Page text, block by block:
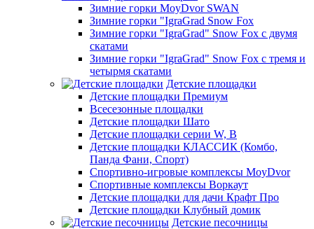
Зимние горки MoyDvor SWAN
Зимние горки "IgraGrad Snow Fox
Зимние горки "IgraGrad" Snow Fox с двумя
скатами
Зимние горки "IgraGrad" Snow Fox с тремя и
четырмя скатами
Детские площадки
Детские площадки Премиум
Всесезонные площадки
Детские площадки Шато
Детские площадки серии W, В
Детские площадки КЛАССИК (Комбо,
Панда Фани, Спорт)
Спортивно-игровые комплексы MoyDvor
Спортивные комплексы Воркаут
Детские площадки для дачи Крафт Про
Детские площадки Клубный домик
Детские песочницы